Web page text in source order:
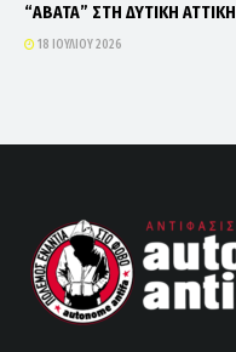
“ΑΒΑΤΑ” ΣΤΗ ΔΥΤΙΚΗ ΑΤΤΙΚΗ
18 ΙΟΥΛΊΟΥ 2026